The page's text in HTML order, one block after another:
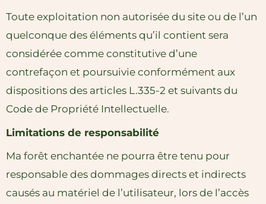
Toute exploitation non autorisée du site ou de l’un
quelconque des éléments qu’il contient sera
considérée comme constitutive d’une
contrefaçon et poursuivie conformément aux
dispositions des articles L.335-2 et suivants du
Code de Propriété Intellectuelle.
Limitations de responsabilité
Ma forêt enchantée ne pourra être tenu pour
responsable des dommages directs et indirects
causés au matériel de l’utilisateur, lors de l’accès